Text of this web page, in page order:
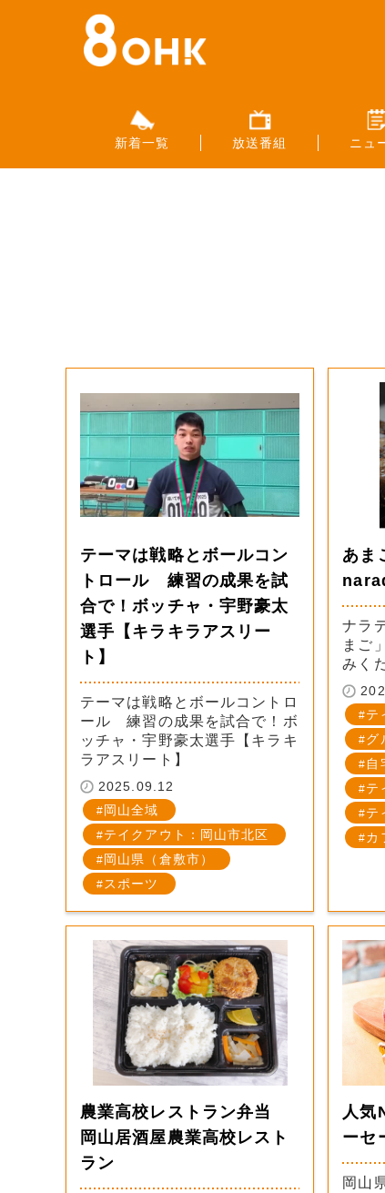
新着一覧 放送番組 ニュ
テーマは戦略とボールコン
トロール 練習の成果を試
合で！ボッチャ・宇野豪太
選手【キラキラアスリー
ト】
テーマは戦略とボールコントロ
ール 練習の成果を試合で！ボ
ッチャ・宇野豪太選手【キラキ
ラアスリート】
2025.09.12
岡山全域
テイクアウト：岡山市北区
岡山県（倉敷市）
スポーツ
あ
ナラ
まご
みく
テ
グ
自
テ
テ
カ
農業高校レストラン弁当
岡山居酒屋農業高校レスト
ラン
人気
ーセ
岡山